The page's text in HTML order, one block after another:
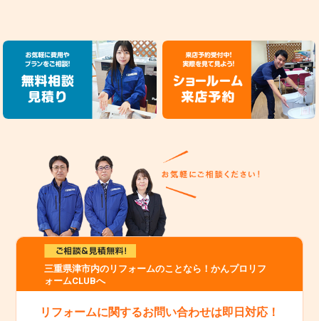
三重県津市内のリフォームのことなら！かんプロリフ
ォームCLUBへ
リフォームに関するお問い合わせは即日対応！